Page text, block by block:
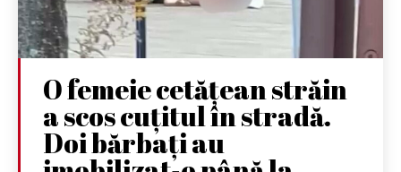
O femeie cetățean străin
a scos cuțitul în stradă.
Doi bărbați au